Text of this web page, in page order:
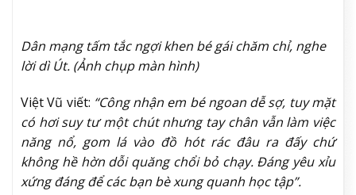
Dân mạng tấm tắc ngợi khen bé gái chăm chỉ, nghe
lời dì Út. (Ảnh chụp màn hình)
Việt Vũ viết: “Công nhận em bé ngoan dễ sợ, tuy mặt
có hơi suy tư một chút nhưng tay chân vẫn làm việc
năng nổ, gom lá vào đồ hót rác đâu ra đấy chứ
không hề hờn dỗi quăng chổi bỏ chạy. Đáng yêu xỉu
xứng đáng để các bạn bè xung quanh học tập”.